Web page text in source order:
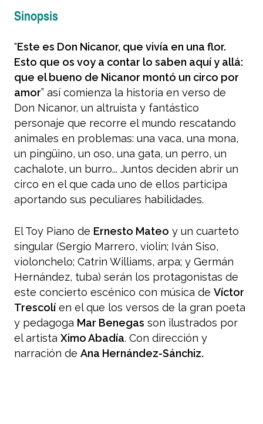
Sinopsis
"Este es Don Nicanor, que vivía en una flor.
Esto que os voy a contar lo saben aquí y allá:
que el bueno de Nicanor montó un circo por
amor” así comienza la historia en verso de
Don Nicanor, un altruista y fantástico
personaje que recorre el mundo rescatando
animales en problemas: una vaca, una mona,
un pingüino, un oso, una gata, un perro, un
cachalote, un burro... Juntos deciden abrir un
circo en el que cada uno de ellos participa
aportando sus peculiares habilidades.
El Toy Piano de Ernesto Mateo y un cuarteto
singular (Sergio Marrero, violín; Iván Siso,
violonchelo; Catrin Williams, arpa; y Germán
Hernández, tuba) serán los protagonistas de
este concierto escénico con música de Víctor
Trescolíen el que los versos de la gran poeta
y pedagoga Mar Benegas son ilustrados por
el artista Ximo Abadía. Con dirección y
narración de Ana Hernández-Sánchiz.